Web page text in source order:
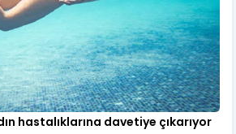
hastalıklarına davetiye çıkarıyor